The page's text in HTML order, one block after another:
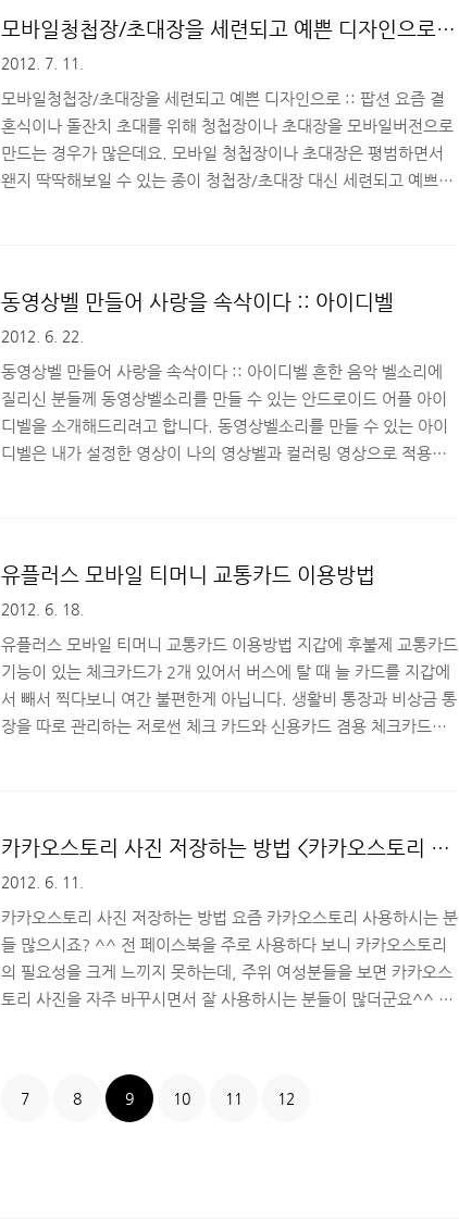
센스있게 표현할 수 있는 방법이 없을까?' 위와 같은 고민은 누구나
한 번쯤은 하게 됩니다. 이럴 때 어플을 사용하면 남들과 다른 독특
하면서 센스있는 메시지를 전할 수 있습니다. 기능을 살펴볼까요?
^^ ■ 이미지카드 어플 기능 메시지카드는 ..
모바일청첩장/초대장을 세련되고 예쁜 디자인으로 ::
팝션
2012. 7. 11.
모바일청첩장/초대장을 세련되고 예쁜 디자인으로 :: 팝션 요즘 결
혼식이나 돌잔치 초대를 위해 청첩장이나 초대장을 모바일버전으로
만드는 경우가 많은데요. 모바일 청첩장이나 초대장은 평범하면서
왠지 딱딱해보일 수 있는 종이 청첩장/초대장 대신 세련되고 예쁘면
이 가능하니 보내는 사람도 받는 사람도 편리해서 자주 애용하게 됩
니다. ^^ 오늘은 이런 모바일 청첩장/초대장을 쉽고 편하게 만들 수
있으면서 전문 디자이너가 만들어 예쁘고 세련된 또는 귀엽고 깜찍
한 디자인의 모바일 청첩장/초대장을 만들 수 있는 곳을 소개해드
리..
동영상벨 만들어 사랑을 속삭이다 :: 아이디벨
2012. 6. 22.
동영상벨 만들어 사랑을 속삭이다 :: 아이디벨 흔한 음악 벨소리에
질리신 분들께 동영상벨소리를 만들 수 있는 안드로이드 어플 아이
디벨을 소개해드리려고 합니다. 동영상벨소리를 만들 수 있는 아이
디벨은 내가 설정한 영상이 나의 영상벨과 컬러링 영상으로 적용되
많이 제공되고 있습니다. 느낌있는 영상들이 꽤 많습니다. 이 중에
'생일축하' 테마벨 잠시 들어 보실까요? 사랑하는 사람에게 이벤트
로 불러줄 만한 애교 넘치는 동영상이죠 +_+ 저렇게 귀여운 목소리
로 생일 축하해준다면 정말 사랑스러울 것 같아요. 물론 저런 ..
유플러스 모바일 티머니 교통카드 이용방법
2012. 6. 18.
유플러스 모바일 티머니 교통카드 이용방법 지갑에 후불제 교통카드
기능이 있는 체크카드가 2개 있어서 버스에 탈 때 늘 카드를 지갑에
서 빼서 찍다보니 여간 불편한게 아닙니다. 생활비 통장과 비상금 통
장을 따로 관리하는 저로썬 체크 카드와 신용카드 겸용 체크카드가
통카드로 바꿔버렸다죠^^; 후불제 교통카드로 바꾼 이후로, 매번
지갑을 빼서 카드를 찍는다는 것 자체가 개인적으론 불편한 점이 많
더군요. 그래서 티머니 카드에 대해서 다시금 알아보고 있었는데, 유
플러스(LG U+)에서 모바일 티머니 교통카드를 내놨더군요. 스마..
카카오스토리 사진 저장하는 방법 <카카오스토리 앨
범>
2012. 6. 11.
카카오스토리 사진 저장하는 방법 요즘 카카오스토리 사용하시는 분
들 많으시죠? ^^ 전 페이스북을 주로 사용하다 보니 카카오스토리
의 필요성을 크게 느끼지 못하는데, 주위 여성분들을 보면 카카오스
토리 사진을 자주 바꾸시면서 잘 사용하시는 분들이 많더군요^^ 카
싶은 사진이 있는데 어디에 저장되는지 몰라서 아쉬울 때가 있습니
다. 이럴 때 사용할 수 있는 카카오스토리 사진 폰에 저장하는 어플
7 8 9 10 11 12